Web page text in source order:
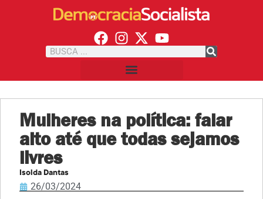
Mulheres na política: falar
alto até que todas sejamos
livres
Isolda Dantas
26/03/2024